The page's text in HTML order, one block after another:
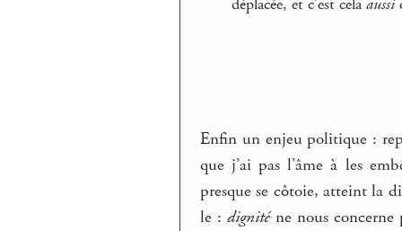
déplacée, et c’est celaaussi
Enfin un enjeu politique :
que j’ai pas l’âme à les
presque se côtoie, atteint la
le :digniténe nous concerne